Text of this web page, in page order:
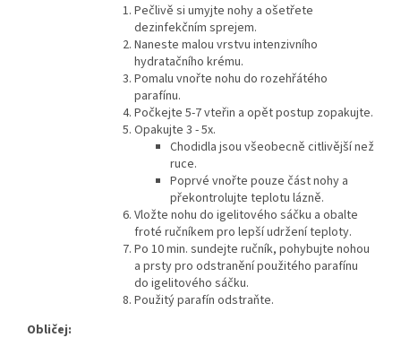
Pečlivě si umyjte nohy a ošetřete
dezinfekčním sprejem.
Naneste malou vrstvu intenzivního
hydratačního krému.
Pomalu vnořte nohu do rozehřátého
parafínu.
Počkejte 5-7 vteřin a opět postup zopakujte.
Opakujte 3 - 5x.
Chodidla jsou všeobecně citlivější než
ruce.
Poprvé vnořte pouze část nohy a
překontrolujte teplotu lázně.
Vložte nohu do igelitového sáčku a obalte
froté ručníkem pro lepší udržení teploty.
Po 10 min. sundejte ručník, pohybujte nohou
a prsty pro odstranění použitého parafínu
do igelitového sáčku.
Použitý parafín odstraňte.
Obličej: